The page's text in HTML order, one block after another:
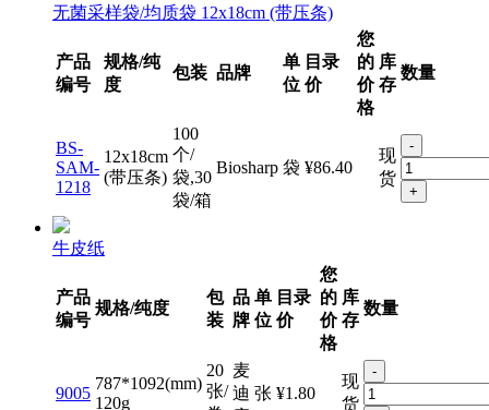
编号
度
位 价
的
价
格
存
SAM-
1218
(带压条)
个/
袋,30
袋/箱
货
-
+
牛皮纸
编号
装 牌 位 价
的
价
格
存
120g
张/
卷
迪
康
货
+